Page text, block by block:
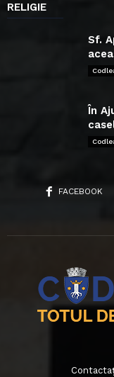
RELIGIE
Sf.
În
FACEBOOK